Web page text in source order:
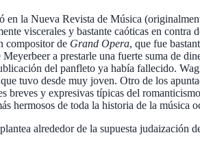
la Nueva Revista de Música
viscerales y bastante caóticas en contra
compositor de Grand Opera, que fue
a prestarle una fuerte suma de
del panfleto ya había fallecido.
tuvo desde muy joven. Otro de los
breves y expresivas típicas del
hermosos de toda la historia de la música
alrededor de la supuesta judaización